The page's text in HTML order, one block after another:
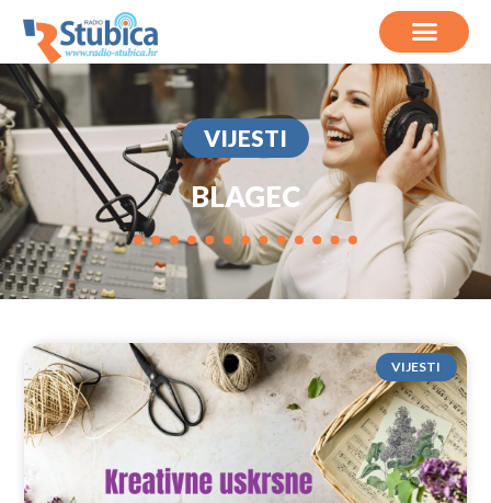
VIJESTI
BLAGEC
VIJESTI